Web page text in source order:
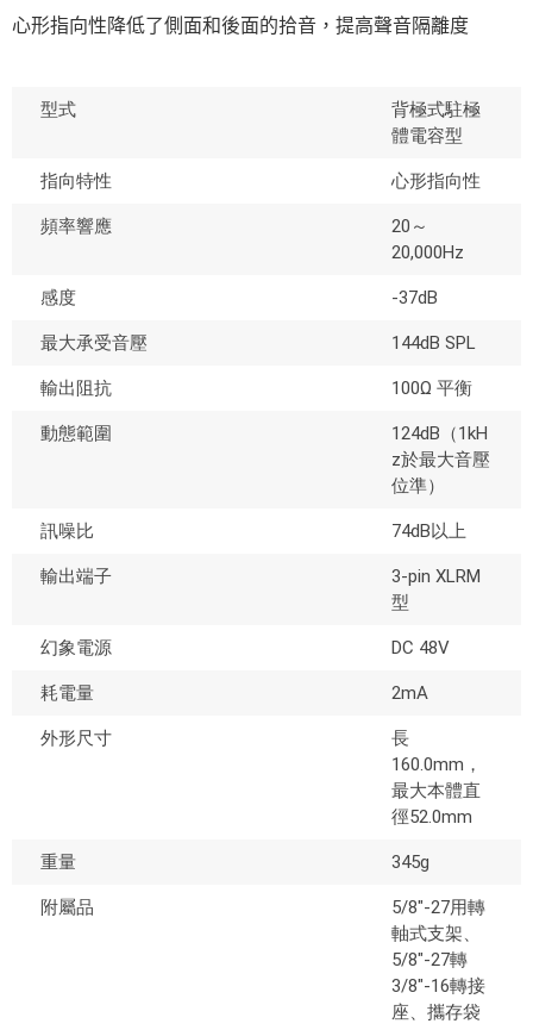
心形指向性降低了側面和後面的拾音，提高聲音隔離度
型式
背極式駐極
體電容型
指向特性 心形指向性
頻率響應
20～
20,000Hz
感度 -37dB
最大承受音壓 144dB SPL
輸出阻抗 100Ω 平衡
動態範圍
124dB（1kH
z於最大音壓
位準）
訊噪比 74dB以上
輸出端子
3-pin XLRM
型
幻象電源 DC 48V
耗電量 2mA
外形尺寸
長
160.0mm，
最大本體直
徑52.0mm
重量 345g
附屬品
5/8"-27用轉
軸式支架、
5/8"-27轉
3/8"-16轉接
座、攜存袋